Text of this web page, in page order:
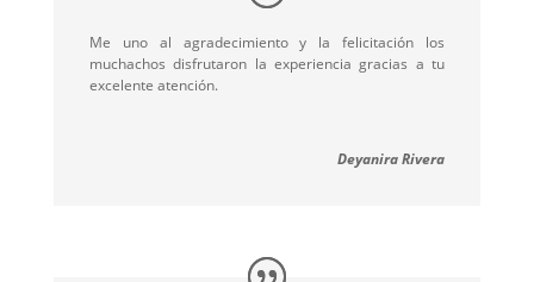
Me uno al agradecimiento y la felicitación los
muchachos disfrutaron la experiencia gracias a tu
excelente atención.
Deyanira Rivera